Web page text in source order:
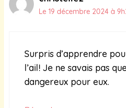
Le 19 décembre 2024 à
Surpris d’apprendre
l’ail! Je ne savais pas
dangereux pour eux.